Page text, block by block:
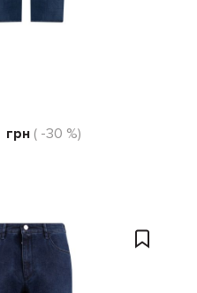
грн ( -30 %)